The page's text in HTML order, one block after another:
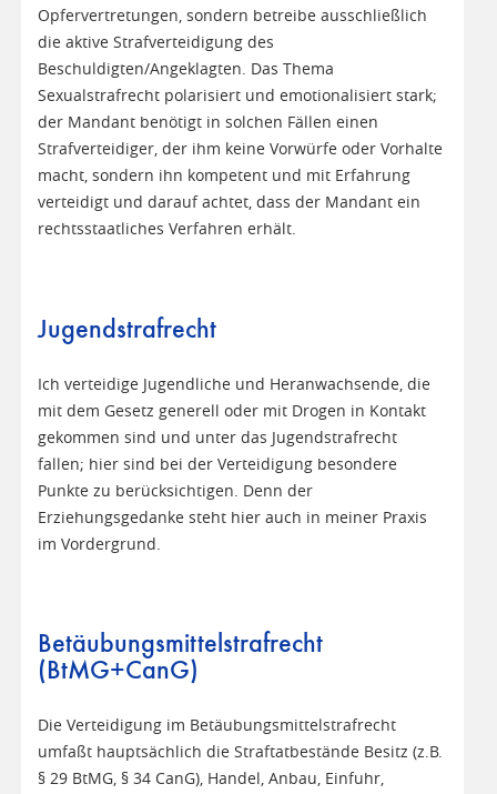
Opfervertretungen, sondern betreibe ausschließlich
die aktive Strafverteidigung des
Beschuldigten/Angeklagten. Das Thema
Sexualstrafrecht polarisiert und emotionalisiert stark;
der Mandant benötigt in solchen Fällen einen
Strafverteidiger, der ihm keine Vorwürfe oder Vorhalte
macht, sondern ihn kompetent und mit Erfahrung
verteidigt und darauf achtet, dass der Mandant ein
rechtsstaatliches Verfahren erhält.
Jugendstrafrecht
Ich verteidige Jugendliche und Heranwachsende, die
mit dem Gesetz generell oder mit Drogen in Kontakt
gekommen sind und unter das Jugendstrafrecht
fallen; hier sind bei der Verteidigung besondere
Punkte zu berücksichtigen. Denn der
Erziehungsgedanke steht hier auch in meiner Praxis
im Vordergrund.
Betäubungsmittelstrafrecht
(BtMG+CanG)
Die Verteidigung im Betäubungsmittelstrafrecht
umfaßt hauptsächlich die Straftatbestände Besitz (z.B.
§ 29 BtMG, § 34 CanG), Handel, Anbau, Einfuhr,